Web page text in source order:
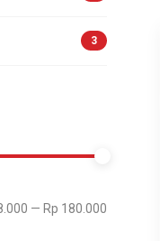
3
— Rp 180.000